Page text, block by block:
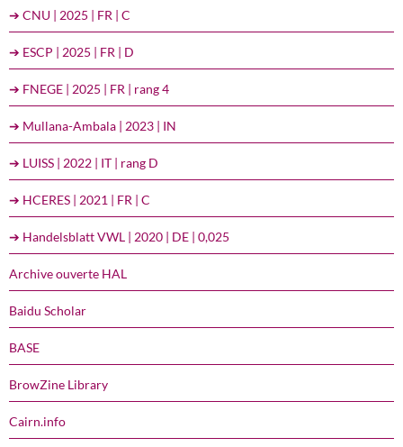
➔ CNU | 2025 | FR | C
➔ ESCP | 2025 | FR | D
➔ FNEGE | 2025 | FR | rang 4
➔ Mullana-Ambala | 2023 | IN
➔ LUISS | 2022 | IT | rang D
➔ HCERES | 2021 | FR | C
➔ Handelsblatt VWL | 2020 | DE | 0,025
Archive ouverte HAL
Baidu Scholar
BASE
BrowZine Library
Cairn.info